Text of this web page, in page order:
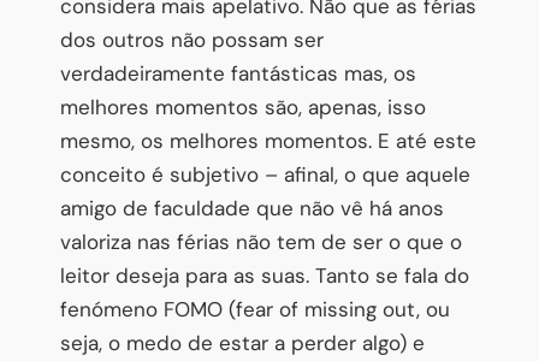
considera mais apelativo. Não que as férias
dos outros não possam ser
verdadeiramente fantásticas mas, os
melhores momentos são, apenas, isso
mesmo, os melhores momentos. E até este
conceito é subjetivo – afinal, o que aquele
amigo de faculdade que não vê há anos
valoriza nas férias não tem de ser o que o
leitor deseja para as suas. Tanto se fala do
fenómeno FOMO (fear of missing out, ou
seja, o medo de estar a perder algo) e